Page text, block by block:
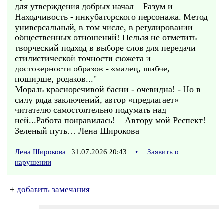
для утверждения добрых начал – Разум и
Находчивость - инкубаторского персонажа. Метод
универсальный, в том числе, в регулировании
общественных отношений! Нельзя не отметить
творческий подход в выборе слов для передачи
стилистической точности сюжета и
достоверности образов - «малец, шибче,
поширше, родаков..."
Мораль красноречивой басни - очевидна! - Но в
силу ряда заключений, автор «предлагает»
читателю самостоятельно подумать над
ней...Работа понравилась! – Автору мой Респект!
Зеленый путь… Лена Широкова
Лена Широкова 31.07.2026 20:43 •
Заявить о
нарушении
+ добавить замечания